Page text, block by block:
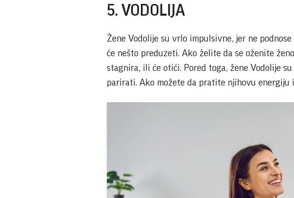
5. VODOLIJA
Žene Vodolije su vrlo impulsivne, jer ne
će nešto preduzeti. Ako želite da se oženite
stagnira, ili će otići. Pored toga, žene Vodolije
parirati. Ako možete da pratite njihovu